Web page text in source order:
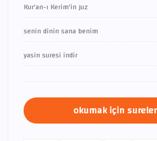
Kur'an-ı Kerim'in juz
senin dinin sana benim
yasin suresi indir
okumak için sureler